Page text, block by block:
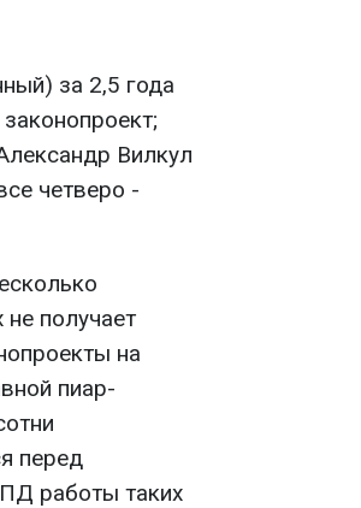
за 2,5 года
Вилкул
четверо -
получает
на
пиар-
перед
работы таких